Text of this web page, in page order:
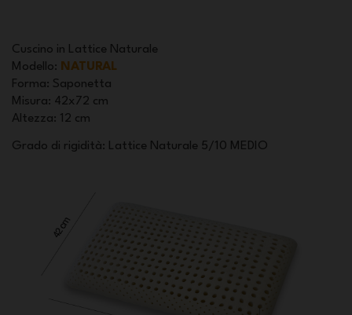
Cuscino in Lattice Naturale
Modello: NATURAL
Forma: Saponetta
Misura: 42x72 cm
Altezza: 12 cm
Grado di rigidità: Lattice Naturale 5/10 MEDIO